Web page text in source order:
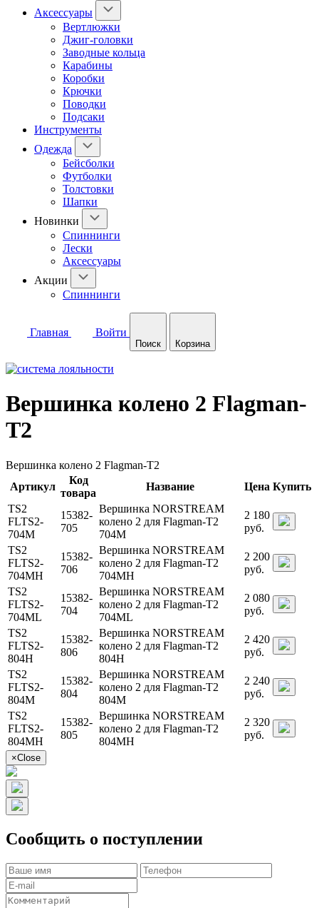
Аксессуары
Вертлюжки
Джиг-головки
Заводные кольца
Карабины
Коробки
Крючки
Поводки
Подсаки
Инструменты
Одежда
Бейсболки
Футболки
Толстовки
Шапки
Новинки
Спиннинги
Лески
Аксессуары
Акции
Спиннинги
Главная Войти
Поиск Корзина
Вершинка колено 2 Flagman-
T2
Вершинка колено 2 Flagman-T2
Артикул
Код
товара
Название Цена Купить
TS2
FLTS2-
704M
15382-
705
Вершинка NORSTREAM
колено 2 для Flagman-T2
704M
2 180
руб.
TS2
FLTS2-
704MH
15382-
706
Вершинка NORSTREAM
колено 2 для Flagman-T2
704MH
2 200
руб.
TS2
FLTS2-
704ML
15382-
704
Вершинка NORSTREAM
колено 2 для Flagman-T2
704ML
2 080
руб.
TS2
FLTS2-
804H
15382-
806
Вершинка NORSTREAM
колено 2 для Flagman-T2
804H
2 420
руб.
TS2
FLTS2-
804M
15382-
804
Вершинка NORSTREAM
колено 2 для Flagman-T2
804M
2 240
руб.
TS2
FLTS2-
804MH
15382-
805
Вершинка NORSTREAM
колено 2 для Flagman-T2
804MH
2 320
руб.
×Close
Сообщить о поступлении